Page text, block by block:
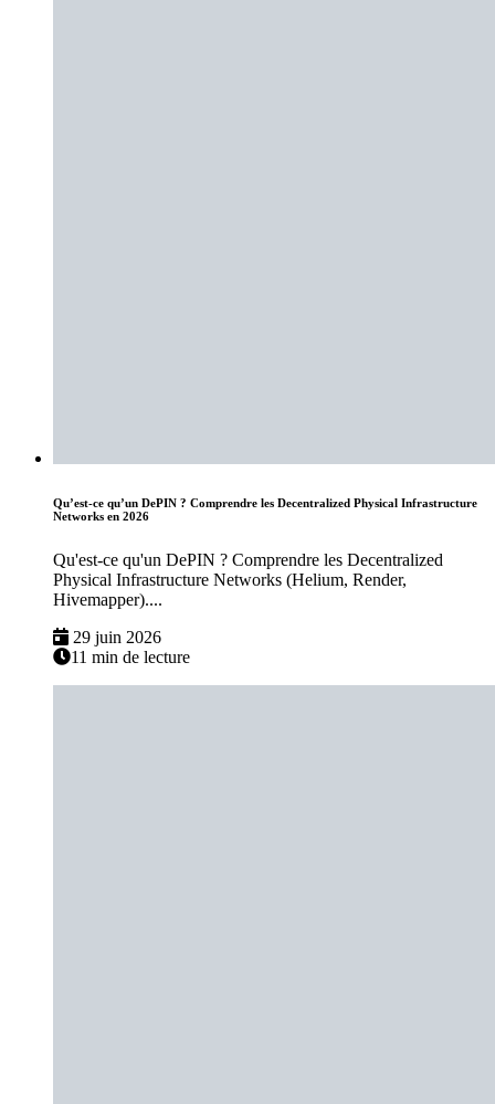
Qu’est-ce qu’un DePIN ? Comprendre les Decentralized Physical Infrastructure
Networks en 2026
Qu'est-ce qu'un DePIN ? Comprendre les Decentralized
Physical Infrastructure Networks (Helium, Render,
Hivemapper)....
29 juin 2026
11 min de lecture